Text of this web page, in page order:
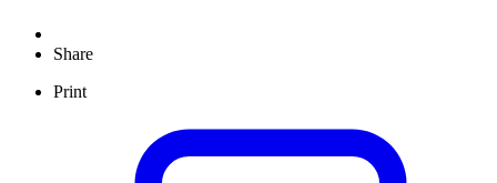
Share
Print